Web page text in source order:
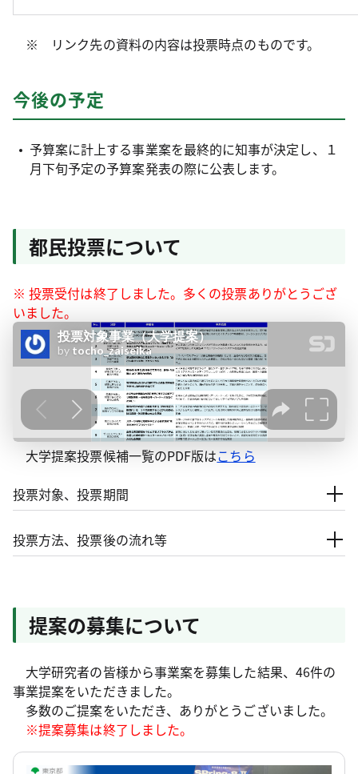
※ リンク先の資料の内容は投票時点のものです。
今後の予定
予算案に計上する事業案を最終的に知事が決定し、１
月下旬予定の予算案発表の際に公表します。
都民投票について
※ 投票受付は終了しました。多くの投票ありがとうござ
いました。
大学提案投票候補一覧のPDF版はこちら
投票対象、投票期間
投票方法、投票後の流れ等
提案の募集について
大学研究者の皆様から事業案を募集した結果、46件の
事業提案をいただきました。
多数のご提案をいただき、ありがとうございました。
※提案募集は終了しました。